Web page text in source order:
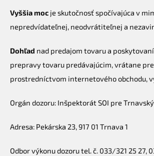
Vyššia moc je skutočnosť spočívajúca v
nepredvídateľnej, neodvrátiteľnej a
Dohľad nad predajom tovaru a
prepravy tovaru predávajúcim, vrátane
prostredníctvom internetového obchodu,
Orgán dozoru: Inšpektorát SOI pre
Adresa: Pekárska 23, 917 01 Trnava 1
Odbor výkonu dozoru tel. č. 033/321 25 27,